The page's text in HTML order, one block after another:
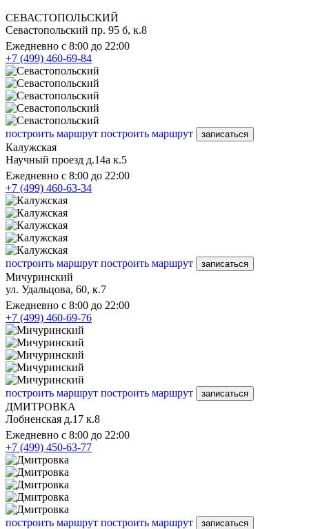
СЕВАСТОПОЛЬСКИЙ
Севастопольский пр. 95 б, к.8
Ежедневно с 8:00 до 22:00
+7 (499) 460-69-84
построить маршрут построить маршрут записаться
Калужская
Научный проезд д.14а к.5
Ежедневно с 8:00 до 22:00
+7 (499) 460-63-34
построить маршрут построить маршрут записаться
Мичуринский
ул. Удальцова, 60, к.7
Ежедневно с 8:00 до 22:00
+7 (499) 460-69-76
построить маршрут построить маршрут записаться
ДМИТРОВКА
Лобненская д.17 к.8
Ежедневно с 8:00 до 22:00
+7 (499) 450-63-77
построить маршрут построить маршрут записаться